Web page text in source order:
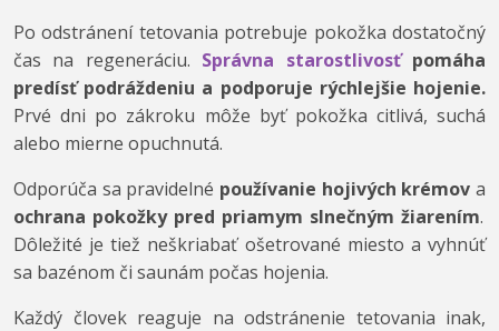
Po odstránení tetovania potrebuje pokožka dostatočný
čas na regeneráciu. Správna starostlivosťpomáha
predísť podráždeniu a podporuje rýchlejšie hojenie.
Prvé dni po zákroku môže byť pokožka citlivá, suchá
alebo mierne opuchnutá.
Odporúča sa pravidelné používanie hojivých krémova
ochrana pokožky pred priamym slnečným žiarením.
Dôležité je tiež neškriabať ošetrované miesto a vyhnúť
sa bazénom či saunám počas hojenia.
Každý človek reaguje na odstránenie tetovania inak,